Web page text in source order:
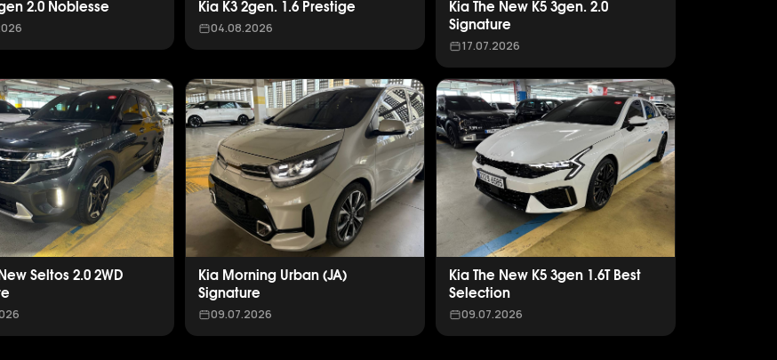
2.0 Noblesse Kia K3 2gen. 1.6 Prestige
04.08.2026
Kia The New K5 3gen. 2.0
Signature
17.07.2026
Seltos 2.0 2WD
Kia Morning Urban (JA)
Signature
09.07.2026
Kia The New K5 3gen 1.6T Best
Selection
09.07.2026